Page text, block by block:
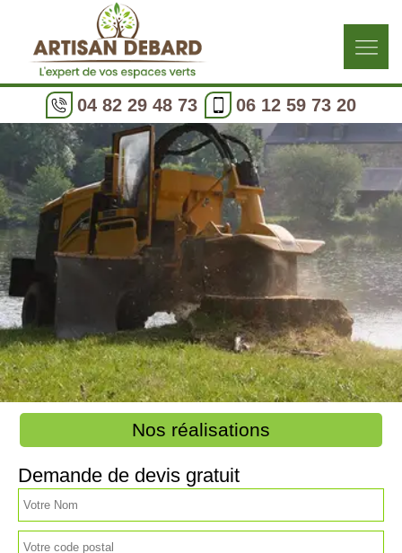
04 82 29 48 73 06 12 59 73 20
Nos réalisations
Demande de devis gratuit